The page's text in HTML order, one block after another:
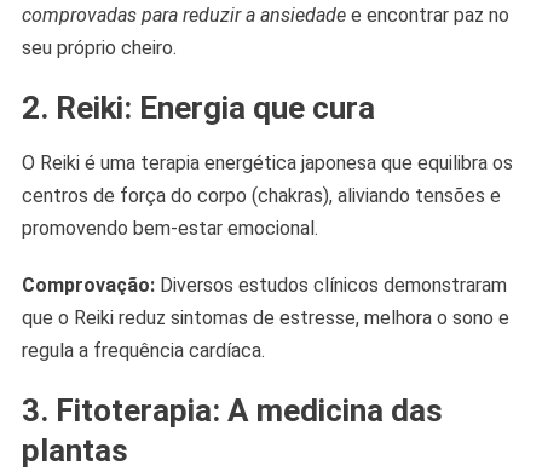
comprovadas para reduzir a ansiedadee encontrar paz no
seu próprio cheiro.
2. Reiki: Energia que cura
O Reiki é uma terapia energética japonesa que equilibra os
centros de força do corpo (chakras), aliviando tensões e
promovendo bem-estar emocional.
Comprovação:Diversos estudos clínicos demonstraram
que o Reiki reduz sintomas de estresse, melhora o sono e
regula a frequência cardíaca.
3. Fitoterapia: A medicina das
plantas